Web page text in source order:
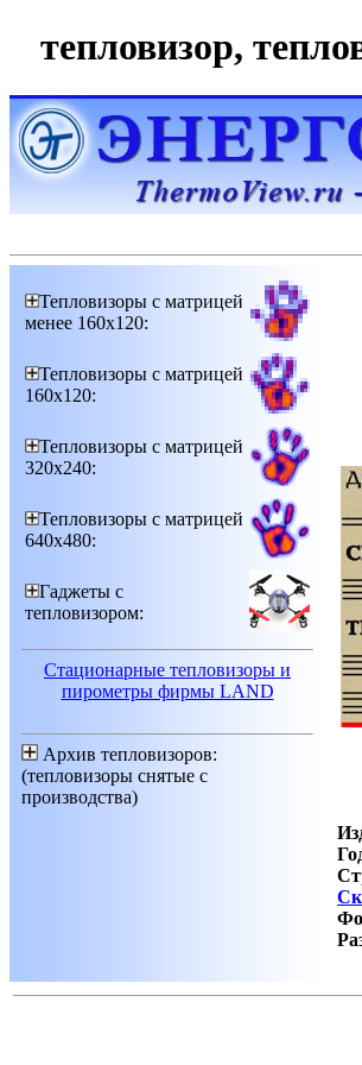
тепловизор,
Тепловизоры с матрицей
менее 160х120:
Тепловизоры с матрицей
160х120:
Тепловизоры с матрицей
320х240:
Тепловизоры с матрицей
640х480:
Гаджеты с
тепловизором:
Стационарные тепловизоры и
пирометры фирмы LAND
Архив тепловизоров:
(тепловизоры снятые с
производства)